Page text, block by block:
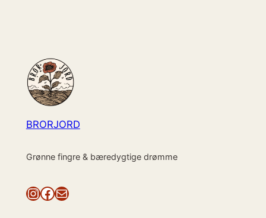
BRORJORD
Grønne fingre & bæredygtige drømme
InstagramFacebook Mail